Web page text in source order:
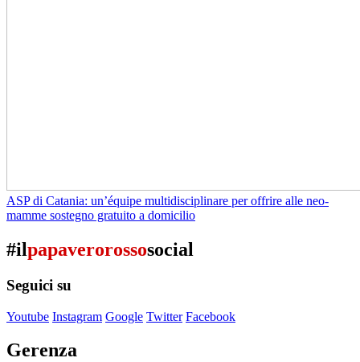
ASP di Catania: un’équipe multidisciplinare per offrire alle neo-
mamme sostegno gratuito a domicilio
#ilpapaverorossosocial
Seguici su
Youtube Instagram Google Twitter Facebook
Gerenza